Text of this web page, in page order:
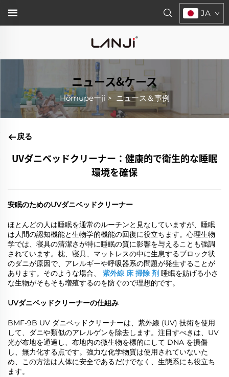
JA
ニュース&ケース
Hōmupeーji > ニュース＆事例
戻る
UVダニベッドクリーナー：健康的で衛生的な睡眠
環境を確保
安眠のためのUVダニベッドクリーナー
ほとんどの人は睡眠を通常のルーチンと見なしていますが、睡眠
は人間の認知機能と生物学的機能の回復に役立ちます。心理生物
学では、寝具の清潔さが特に睡眠の質に影響を与えることも強調
されています。枕、寝具、マットレスの中に生息するブロック状
のダニが原因で、アレルギーや呼吸器系の問題が発生することが
あります。そのような場合、 紫外線 床 掃除 剤 睡眠を妨げる小さ
な生物がそもそも増殖するのを防ぐので理想的です。
UVダニベッドクリーナーの仕組み
BMF-9B UV ダニベッドクリーナーは、紫外線 (UV) 技術を使用
して、ダニや類似のアレルゲンを除去します。注目すべきは、UV
光が布地を通過し、布地内の微生物を標的にして DNA を損傷
し、無力化する点です。強力な化学物質は使用されていないた
め、この方法は人体に安全であるだけでなく、生態系にも役立ち
ます。